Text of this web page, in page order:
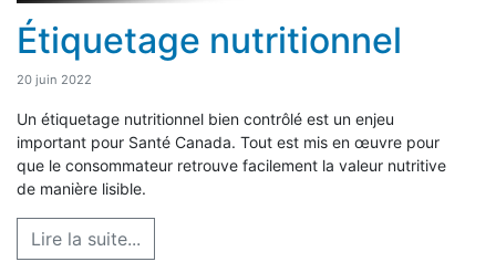
Étiquetage nutritionnel
20 juin 2022
Un étiquetage nutritionnel bien contrôlé est un enjeu
important pour Santé Canada. Tout est mis en œuvre pour
que le consommateur retrouve facilement la valeur nutritive
de manière lisible.
Lire la suite...